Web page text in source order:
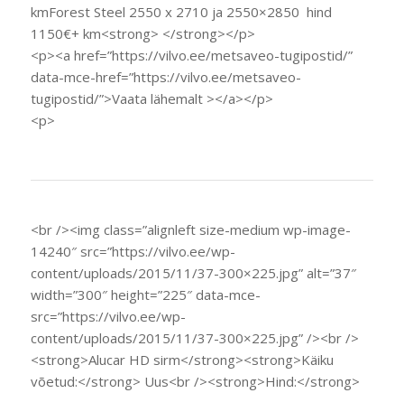
kmForest Steel 2550 x 2710 ja 2550×2850 hind
1150€+ km<strong> </strong></p>
<p><a href=”https://vilvo.ee/metsaveo-tugipostid/”
data-mce-href=”https://vilvo.ee/metsaveo-
tugipostid/”>Vaata lähemalt ></a></p>
<p>
<br /><img class=”alignleft size-medium wp-image-
14240″ src=”https://vilvo.ee/wp-
content/uploads/2015/11/37-300×225.jpg” alt=”37″
width=”300″ height=”225″ data-mce-
src=”https://vilvo.ee/wp-
content/uploads/2015/11/37-300×225.jpg” /><br />
<strong>Alucar HD sirm</strong><strong>Käiku
võetud:</strong> Uus<br /><strong>Hind:</strong>